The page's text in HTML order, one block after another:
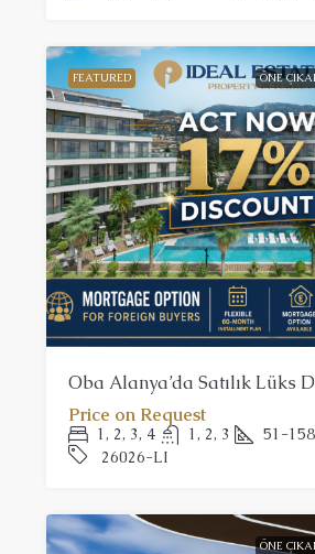
FEATURED ÖNE
Oba Alanya’da Satılık Lüks
Price on Request
1, 2, 3, 4 1, 2, 3 51-158
26026-LI
ÖNE